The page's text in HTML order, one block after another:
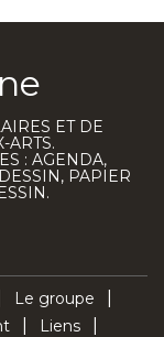
ET DE
ARTS.
: AGENDA,
PAPIER
Le groupe
Liens